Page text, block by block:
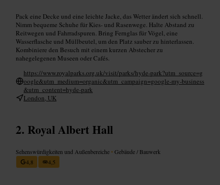
Pack eine Decke und eine leichte Jacke, das Wetter ändert sich schnell.
Nimm bequeme Schuhe für Kies- und Rasenwege. Halte Abstand zu
Reitwegen und Fahrradspuren. Bring Fernglas für Vögel, eine
Wasserflasche und Müllbeutel, um den Platz sauber zu hinterlassen.
Kombiniere den Besuch mit einem kurzen Abstecher zu
nahegelegenen Museen oder Cafés.
https://www.royalparks.org.uk/visit/parks/hyde-park?utm_source=g
oogle&utm_medium=organic&utm_campaign=google-my-business
&utm_content=hyde-park
London, UK
Royal Albert Hall
Sehenswürdigkeiten und Außenbereiche •Gebäude / Bauwerk
4,8
4,5